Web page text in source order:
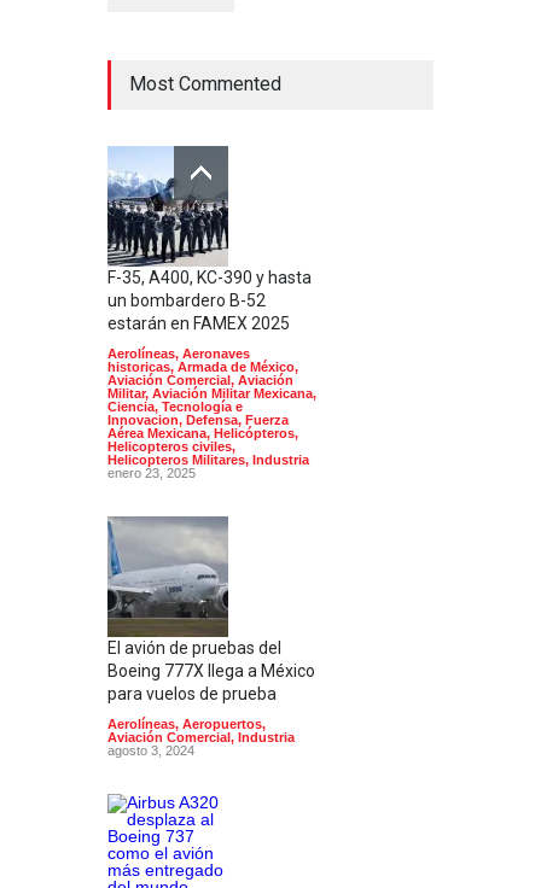
Most Commented
F-35, A400, KC-390 y hasta
un bombardero B-52
estarán en FAMEX 2025
Aerolíneas, Aeronaves
historicas, Armada de México,
Aviación Comercial, Aviación
Militar, Aviación Militar Mexicana,
Ciencia, Tecnología e
Innovacion, Defensa, Fuerza
Aérea Mexicana, Helicópteros,
Helicopteros civiles,
Helicopteros Militares, Industria
enero 23, 2025
El avión de pruebas del
Boeing 777X llega a México
para vuelos de prueba
Aerolíneas, Aeropuertos,
Aviación Comercial, Industria
agosto 3, 2024